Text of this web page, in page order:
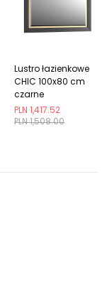
PLN 1,508.00
PLN 1,417.52
Lustro łazienkowe
CHIC 100x80 cm
czarne
półmat/złote